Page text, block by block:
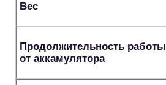
Вес
Продолжительность работы
от аккамулятора